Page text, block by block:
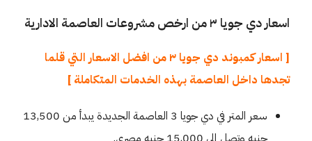
اسعار دي جويا ٣ من ارخص مشروعات العاصمة الادارية
[ اسعار كمبوند دي جويا ٣ من افضل الاسعار التي قلما
تجدها داخل العاصمة بهذه الخدمات المتكاملة ]
سعر المتر في دي جويا 3 العاصمة الجديدة يبدأ من 13,500